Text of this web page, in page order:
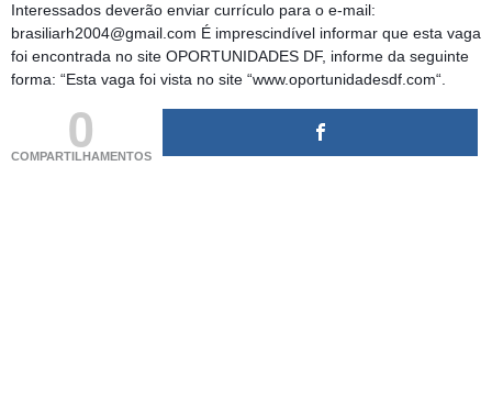
Interessados deverão enviar currículo para o e-mail:
brasiliarh2004@gmail.com É imprescindível informar que esta vaga
foi encontrada no site OPORTUNIDADES DF, informe da seguinte
forma: “Esta vaga foi vista no site “www.oportunidadesdf.com“.
0
COMPARTILHAMENTOS